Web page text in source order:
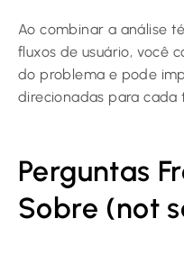
Ao combinar a análise
fluxos de usuário, você
do problema e pode
direcionadas para cada
Perguntas
Sobre (not